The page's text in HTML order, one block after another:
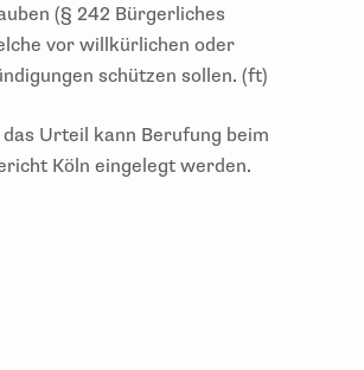
(§ 242 Bürgerliches
vor willkürlichen oder
schützen sollen. (ft)
Urteil kann Berufung beim
Köln eingelegt werden.